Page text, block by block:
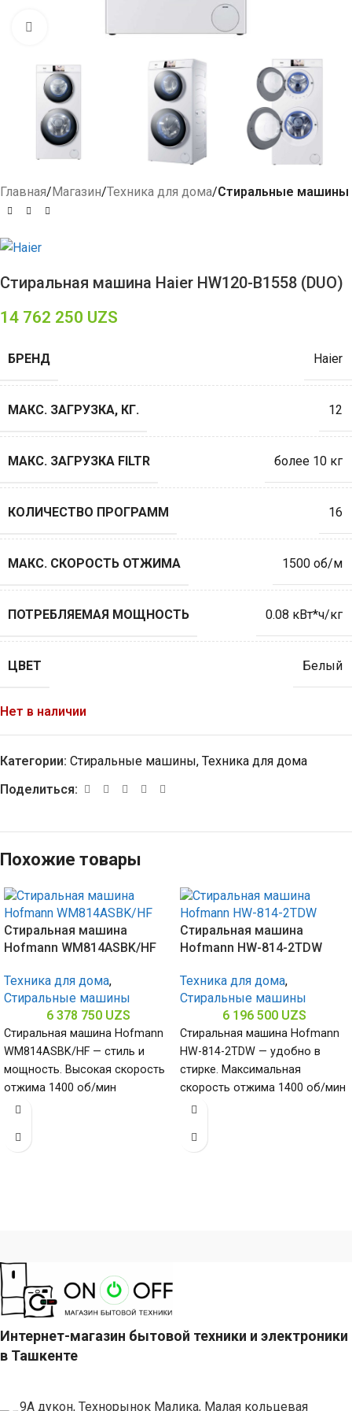
Главная Магазин Техника для дома Стиральные машины
Стиральная машина Haier HW120-B1558 (DUO)
14 762 250 UZS
БРЕНД Haier
МАКС. ЗАГРУЗКА, КГ. 12
МАКС. ЗАГРУЗКА FILTR более 10 кг
КОЛИЧЕСТВО ПРОГРАММ 16
МАКС. СКОРОСТЬ ОТЖИМА 1500 об/м
ПОТРЕБЛЯЕМАЯ МОЩНОСТЬ 0.08 кВт*ч/кг
ЦВЕТ Белый
Нет в наличии
Категории: Стиральные машины, Техника для дома
Поделиться:
Похожие товары
Стиральная машина
Hofmann WM814ASBK/HF
Техника для дома,
Стиральные машины
6 378 750 UZS
Стиральная машина Hofmann
WM814ASBK/HF — стиль и
мощность. Высокая скорость
отжима 1400 об/мин
обеспечивает эффективное
загрузка
Стиральная машина
Hofmann HW-814-2TDW
Техника для дома,
Стиральные машины
6 196 500 UZS
Стиральная машина Hofmann
HW-814-2TDW — удобно в
стирке. Максимальная
скорость отжима 1400 об/мин
эффективно удаляет воду,
Интернет-магазин бытовой техники и электроники
в Ташкенте
9А дукон, Технорынок Малика, Малая кольцевая